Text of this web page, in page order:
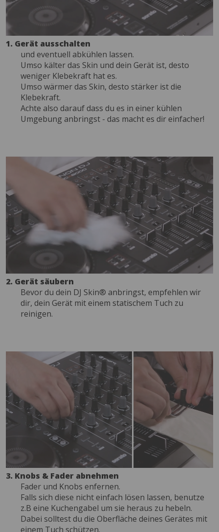
1. Gerät ausschalten
und eventuell abkühlen lassen.
Umso kälter das Skin und dein Gerät ist, desto
weniger Klebekraft hat es.
Umso wärmer das Skin, desto stärker ist die
Klebekraft.
Achte also darauf dass du es in einer kühlen
Umgebung anbringst - das macht es dir einfacher!
2. Gerät säubern
Bevor du dein DJ Skin® anbringst, empfehlen wir
dir, dein Gerät mit einem statischem Tuch zu
reinigen.
3. Knobs & Fader abnehmen
Fader und Knobs enfernen.
Falls sich diese nicht einfach lösen lassen, benutze
z.B eine Kuchengabel um sie heraus zu hebeln.
Dabei solltest du die Oberfläche deines Gerätes mit
einem Tuch schützen.